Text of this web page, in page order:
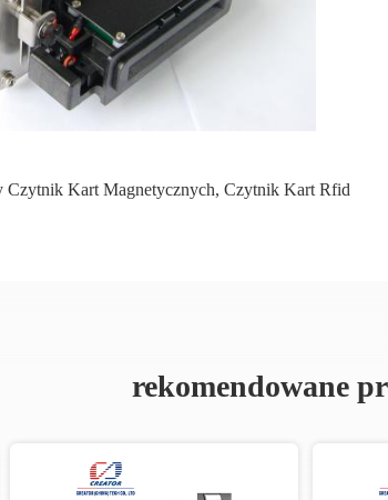
Czytnik Kart Magnetycznych, Czytnik Kart Rfid
rekomendowane